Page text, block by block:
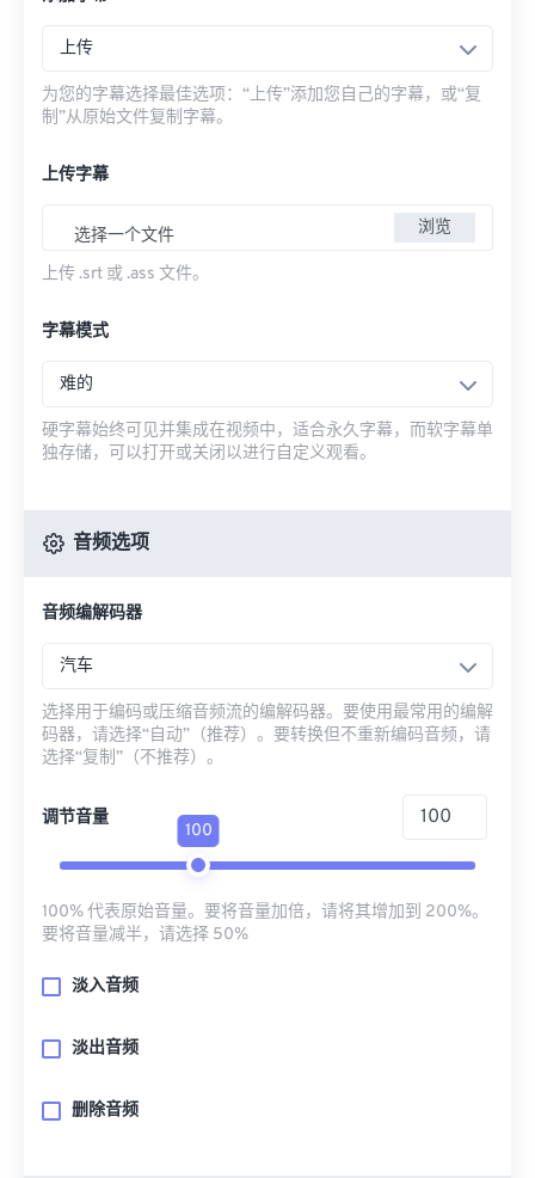
上传
为您的字幕选择最佳选项：“上传”添加您自己的字幕，或“复
制”从原始文件复制字幕。
上传字幕
选择一个文件 浏览
上传 .srt 或 .ass 文件。
字幕模式
难的
硬字幕始终可见并集成在视频中，适合永久字幕，而软字幕单
独存储，可以打开或关闭以进行自定义观看。
音频选项
音频编解码器
汽车
选择用于编码或压缩音频流的编解码器。要使用最常用的编解
码器，请选择“自动”（推荐）。要转换但不重新编码音频，请
选择“复制”（不推荐）。
调节音量
100
100% 代表原始音量。要将音量加倍，请将其增加到 200%。
要将音量减半，请选择 50%
淡入音频
淡出音频
删除音频